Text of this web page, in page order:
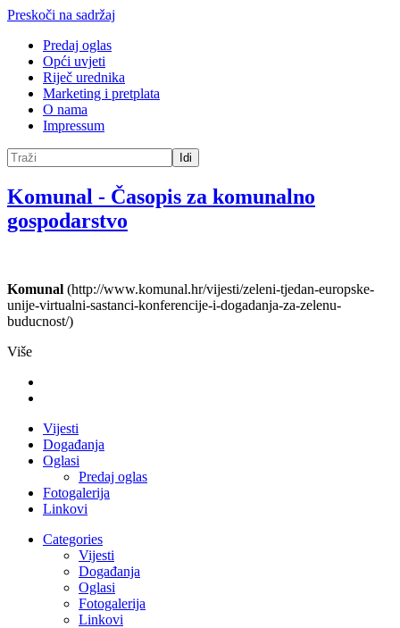
Preskoči na sadržaj
Predaj oglas
Opći uvjeti
Riječ urednika
Marketing i pretplata
O nama
Impressum
Idi
Komunal - Časopis za komunalno
gospodarstvo
Komunal (http://www.komunal.hr/vijesti/zeleni-tjedan-europske-
unije-virtualni-sastanci-konferencije-i-dogadanja-za-zelenu-
buducnost/)
Više
Vijesti
Događanja
Oglasi
Predaj oglas
Fotogalerija
Linkovi
Categories
Vijesti
Događanja
Oglasi
Fotogalerija
Linkovi